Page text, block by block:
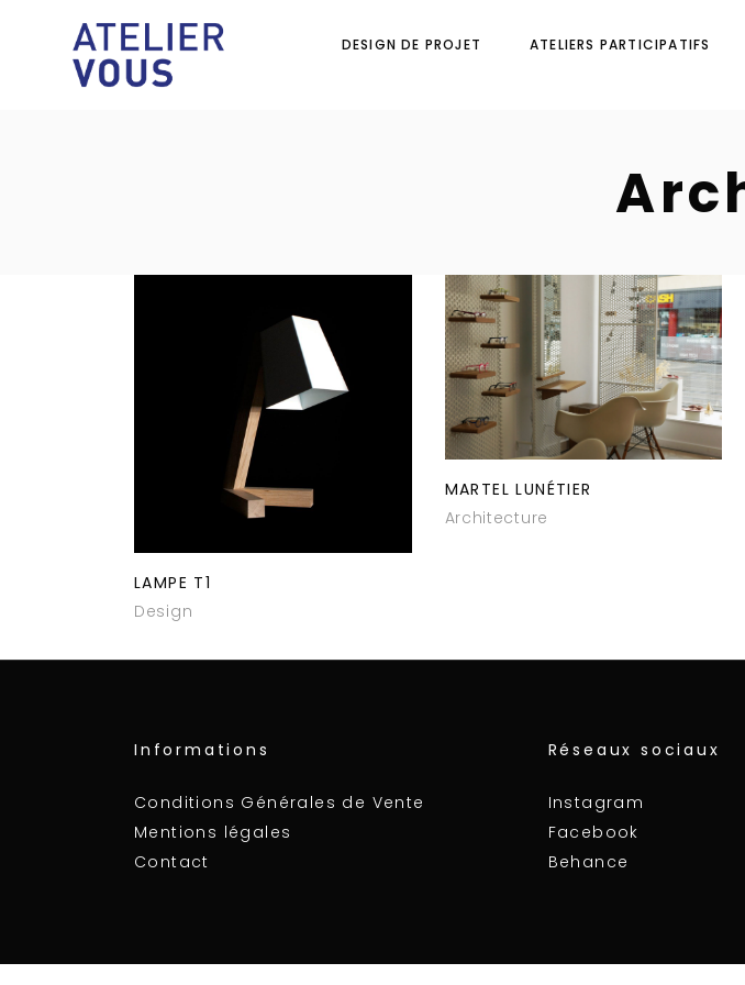
DESIGN DE PROJET ATELIERS PARTICIPATIFS
LAMPE T1
Design
MARTEL LUNÉTIER
Architecture
Informations
Conditions Générales de Vente
Mentions légales
Contact
Réseaux sociaux
Instagram
Facebook
Behance